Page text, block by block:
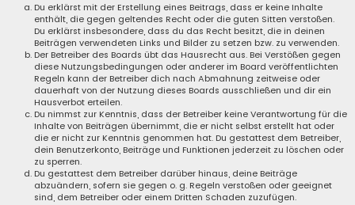
Du erklärst mit der Erstellung eines Beitrags, dass er keine Inhalte
enthält, die gegen geltendes Recht oder die guten Sitten verstoßen.
Du erklärst insbesondere, dass du das Recht besitzt, die in deinen
Beiträgen verwendeten Links und Bilder zu setzen bzw. zu verwenden.
Der Betreiber des Boards übt das Hausrecht aus. Bei Verstößen gegen
diese Nutzungsbedingungen oder anderer im Board veröffentlichten
Regeln kann der Betreiber dich nach Abmahnung zeitweise oder
dauerhaft von der Nutzung dieses Boards ausschließen und dir ein
Hausverbot erteilen.
Du nimmst zur Kenntnis, dass der Betreiber keine Verantwortung für die
Inhalte von Beiträgen übernimmt, die er nicht selbst erstellt hat oder
die er nicht zur Kenntnis genommen hat. Du gestattest dem Betreiber,
dein Benutzerkonto, Beiträge und Funktionen jederzeit zu löschen oder
zu sperren.
Du gestattest dem Betreiber darüber hinaus, deine Beiträge
abzuändern, sofern sie gegen o. g. Regeln verstoßen oder geeignet
sind, dem Betreiber oder einem Dritten Schaden zuzufügen.